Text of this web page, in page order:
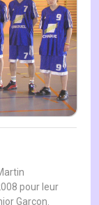
pour leur
Garçon.